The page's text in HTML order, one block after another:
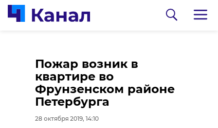
Пожар возник в
квартире во
Фрунзенском районе
Петербурга
28 октября 2019, 14:10